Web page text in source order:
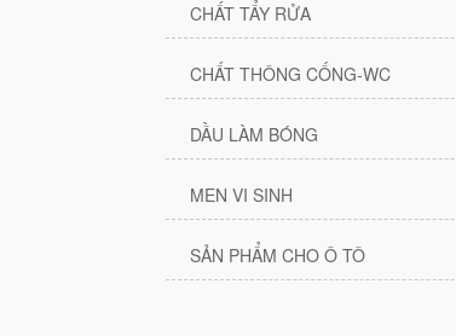
CHẤT TẨY RỬA
CHẤT THÔNG CỐNG-WC
DẦU LÀM BÓNG
MEN VI SINH
SẢN PHẨM CHO Ô TÔ